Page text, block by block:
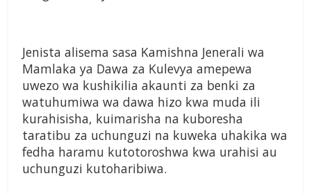
Jenista alisema sasa Kamishna Jenerali wa
Mamlaka ya Dawa za Kulevya amepewa
uwezo wa kushikilia akaunti za benki za
watuhumiwa wa dawa hizo kwa muda ili
kurahisisha, kuimarisha na kuboresha
taratibu za uchunguzi na kuweka uhakika wa
fedha haramu kutotoroshwa kwa urahisi au
uchunguzi kutoharibiwa.